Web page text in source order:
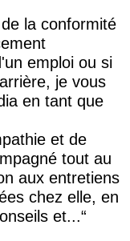
la conformité
emploi ou si
je vous
en tant que
et de
tout au
aux entretiens
chez elle, en
et...